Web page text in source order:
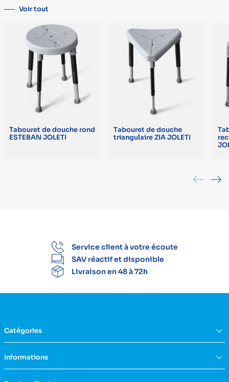
Voir tout
Tabouret de douche rond
ESTEBAN JOLETI
Tabouret de douche
triangulaire ZIA JOLETI
Service client à votre écoute
SAV réactif et disponible
Livraison en 48 à 72h
Catégories
Aide à la vie
Informations